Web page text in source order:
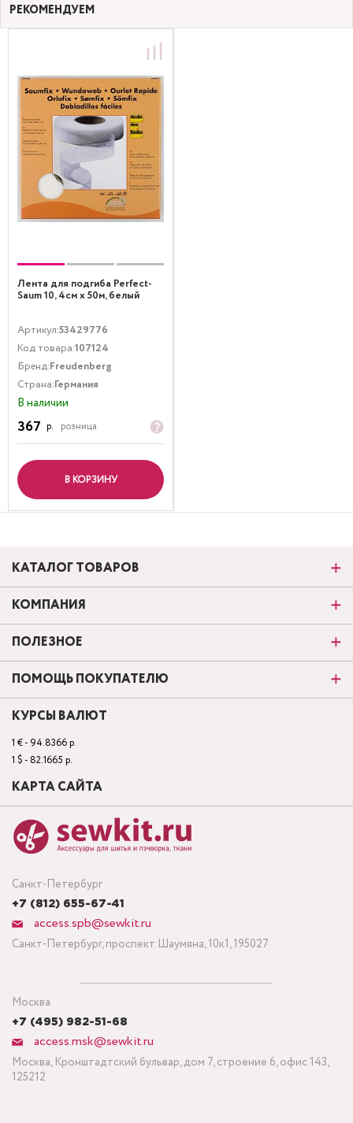
РЕКОМЕНДУЕМ
Лента для подгиба Perfect-
Saum 10, 4см х 50м, белый
Артикул:53429776
Код товара:107124
Бренд:Freudenberg
Страна:Германия
В наличии
367 р. розница
В КОРЗИНУ
Санкт-Петербург
+7 (812) 655-67-41
access.spb@sewkit.ru
Санкт-Петербург, проспект Шаумяна, 10к1, 195027
Москва
+7 (495) 982-51-68
access.msk@sewkit.ru
Москва, Кронштадтский бульвар, дом 7, строение 6, офис 143,
125212
КАТАЛОГ ТОВАРОВ
КОМПАНИЯ
ПОЛЕЗНОЕ
ПОМОЩЬ ПОКУПАТЕЛЮ
КУРСЫ ВАЛЮТ
1 € - 94.8366 р.
1 $ - 82.1665 р.
КАРТА САЙТА